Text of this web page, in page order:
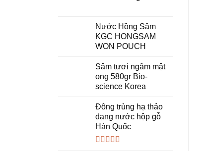
Nước Hồng Sâm
KGC HONGSAM
WON POUCH
Sâm tươi ngâm mật
ong 580gr Bio-
science Korea
Đông trùng hạ thảo
dạng nước hộp gỗ
Hàn Quốc